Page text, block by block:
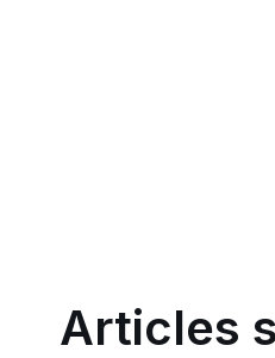
Articles